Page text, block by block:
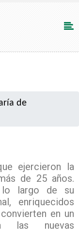
de
ejercieron la
de 25 años.
lo largo de su
enriquecidos
en un
las nuevas